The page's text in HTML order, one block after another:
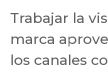
Trabajar la
marca
los canales